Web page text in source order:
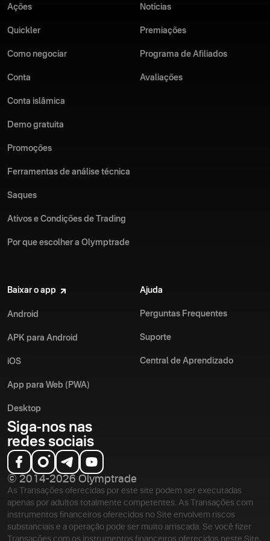
mercado, indicadores, osciladores, sinais de negociação e
riscos.
Suporte ininterrupto no seu idioma: receba assistência sempre
melhore sua experiência de negociação.
A Olymptrade se destaca de outros aplicativos de negociação
online por sua interface intuitiva e condições de negociação
Android hoje mesmo e desbloqueie todo o seu potencial de
Ações
Quickler
Como negociar
Conta
Conta islâmica
Demo gratuita
Promoções
Ferramentas de análise técnica
Saques
Ativos e Condições de Trading
Por que escolher a Olymptrade
Notícias
Premiações
Programa de Afiliados
Avaliações
Baixar o app
Android
APK para Android
iOS
App para Web (PWA)
Desktop
Ajuda
Perguntas Frequentes
Suporte
Central de Aprendizado
Siga-nos nas
redes sociais
© 2014-2026 Olymptrade
As Transações oferecidas por este site podem ser executadas
apenas por adultos totalmente competentes. As Transações com
instrumentos financeiros oferecidos no Site envolvem riscos
substanciais e a operação pode ser muito arriscada. Se você fizer